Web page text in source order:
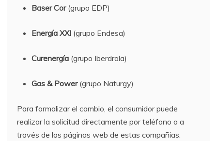
Baser Cor(grupo EDP)
Energía XXI (grupo Endesa)
Curenergía (grupo Iberdrola)
Gas & Power(grupo Naturgy)
Para formalizar el cambio, el consumidor puede
realizar la solicitud directamente por teléfono o a
través de las páginas web de estas compañías.